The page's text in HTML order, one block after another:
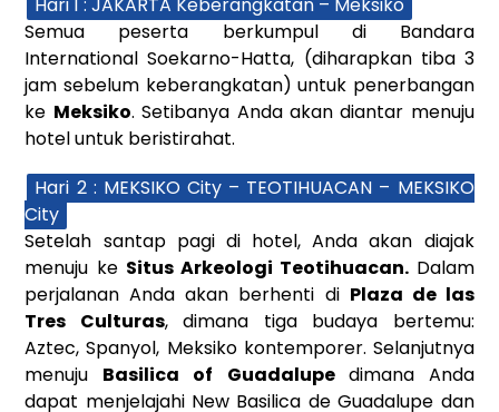
Semua peserta berkumpul di Bandara
International Soekarno-Hatta, (diharapkan tiba 3
jam sebelum keberangkatan) untuk penerbangan
ke Meksiko. Setibanya Anda akan diantar menuju
hotel untuk beristirahat.
Hari 2 : MEKSIKO City – TEOTIHUACAN – MEKSIKO
City
Setelah santap pagi di hotel, Anda akan diajak
menuju ke Situs Arkeologi Teotihuacan. Dalam
perjalanan Anda akan berhenti di Plaza de las
Tres Culturas, dimana tiga budaya bertemu:
Aztec, Spanyol, Meksiko kontemporer. Selanjutnya
menuju Basilica of Guadalupe dimana Anda
dapat menjelajahi New Basilica de Guadalupe dan